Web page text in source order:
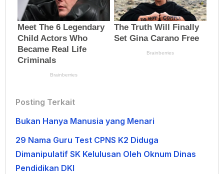
Posting Terkait
Bukan Hanya Manusia yang Menari
29 Nama Guru Test CPNS K2 Diduga
Dimanipulatif SK Kelulusan Oleh Oknum Dinas
Pendidikan DKI